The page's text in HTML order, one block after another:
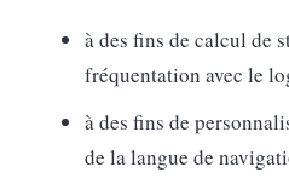
à des fins de calcul de
fréquentation avec le
à des fins de
de la langue de